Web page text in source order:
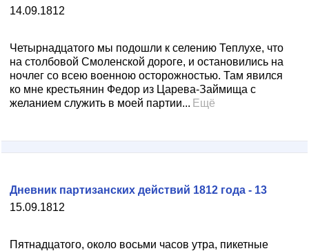
14.09.1812
Четырнадцатого мы подошли к селению Теплухе, что
на столбовой Смоленской дороге, и остановились на
ночлег со всею военною осторожностью. Там явился
ко мне крестьянин Федор из Царева-Займища с
желанием служить в моей партии... Ещё
15.09.1812
Дневник партизанских действий 1812 года - 13
Пятнадцатого, около восьми часов утра, пикетные